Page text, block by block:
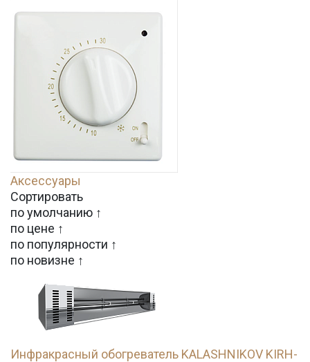
Аксессуары
Сортировать
по умолчанию ↑
по цене ↑
по популярности ↑
по новизне ↑
Инфракрасный обогреватель KALASHNIKOV KIRH-